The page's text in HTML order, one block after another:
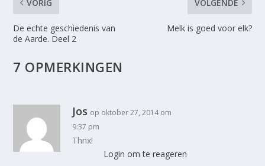
VORIG
De echte geschiedenis van
de Aarde. Deel 2
VOLGENDE
Melk is goed voor elk?
7 OPMERKINGEN
Jos op oktober 27, 2014 om
9:37 pm
Thnx!
Login om te reageren